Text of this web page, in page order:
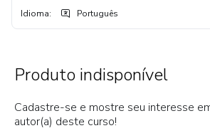
Idioma: Português
Produto indisponível
Cadastre-se e mostre seu interesse
autor(a) deste curso!